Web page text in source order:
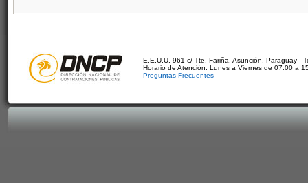
E.E.U.U. 961 c/ Tte. Fariña. Asunción, Paraguay -
Horario de Atención: Lunes a Viernes de 07:00 a
Preguntas Frecuentes